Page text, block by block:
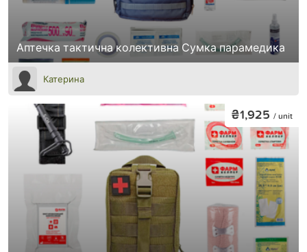
Аптечка тактична колективна Сумка парамедика
Катерина
₴1,925 / unit